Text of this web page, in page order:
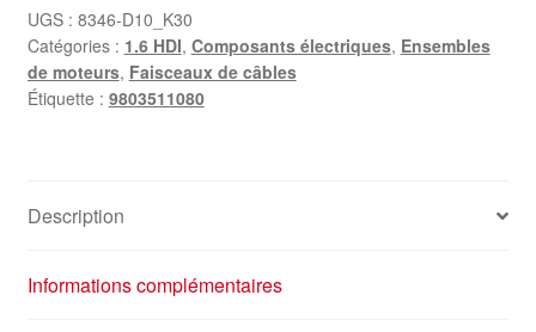
UGS : 8346-D10_K30
Catégories : 1.6 HDI, Composants électriques, Ensembles
de moteurs, Faisceaux de câbles
Étiquette : 9803511080
Description
Informations complémentaires